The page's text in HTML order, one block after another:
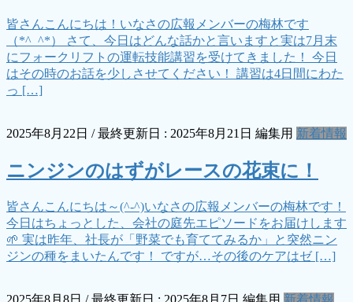
皆さんこんにちは！いなさの広報メンバーの梅林です
（*^_^*） さて、今日はどんな話かと言いますと実は7月末
にフォークリフトの運転技能講習を受けてきました！ 今日
はその時のお話を少しさせてください！ 講習は4日間にわた
っ […]
2025年8月22日 / 最終更新日 : 2025年8月21日 編集用 新着情報
ニンジンのはずがレースの花束に！
皆さんこんにちは～(^-^)いなさの広報メンバーの梅林です！
今日はちょっとした、会社の庭先エピソードをお届けします
🌱 実は昨年、社長が「野菜でも育ててみるか」と突然ニン
ジンの種をまいたんです！ ですが…その後のケアはゼ […]
2025年8月8日 / 最終更新日 : 2025年8月7日 編集用 新着情報